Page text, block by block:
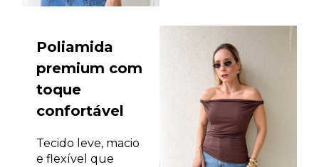
Poliamida
premium com
toque
confortável
Tecido leve, macio
e flexível que